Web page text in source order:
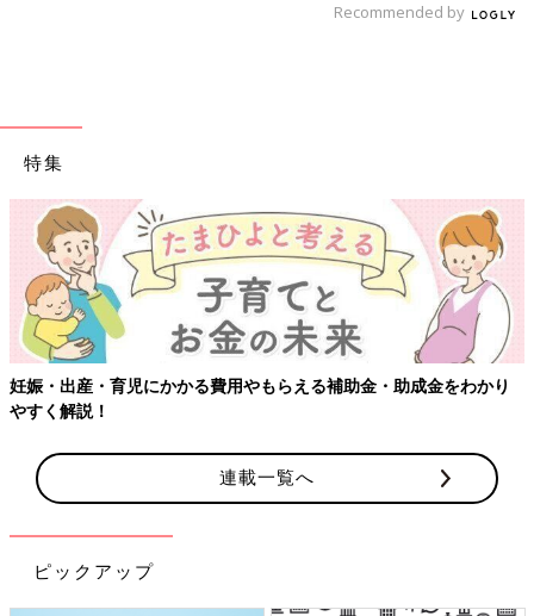
Recommended by
特集
【ワクチン接種できるものも】妊婦の感染症対策、知っておいて！
連載一覧へ
ピックアップ